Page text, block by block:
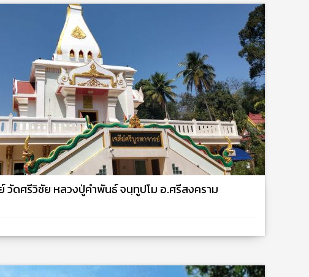
วัดศรีวิชัย หลวงปู่คำพันธ์ จนฺทูปโม อ.ศรีสงคราม